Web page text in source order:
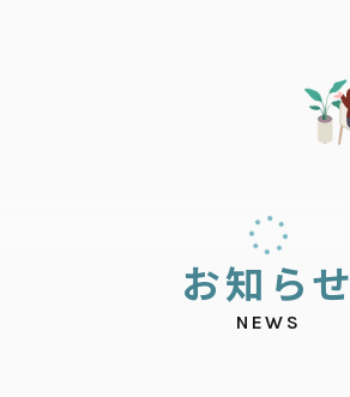
お知 らせ
NEWS